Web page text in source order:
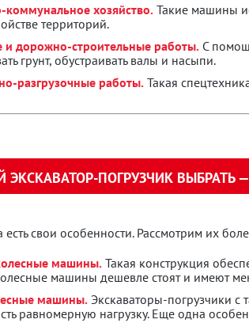
хозяйство. Такие машины
территорий.
и дорожно-строительные работы. С
грунт, обустраивать валы и насыпи.
разгрузочные работы. Такая
ЭКСКАВАТОР-ПОГРУЗЧИК
свои особенности. Рассмотрим их
машины. Такая конструкция
машины дешевле стоят и имеют
машины. Экскаваторы-погрузчики с
равномерную нагрузку. Еще одна